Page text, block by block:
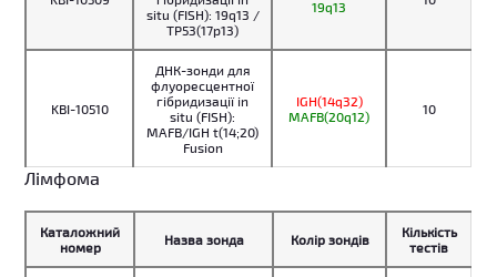
situ (FISH): 19q13 /
TP53(17p13)
19q13
KBI-10510
ДНК-зонди для
флуоресцентної
гібридизації in
situ (FISH):
MAFB/IGH t(14;20)
Fusion
IGH(14q32)
MAFB(20q12)
10
Лімфома
Каталожний
номер
Назва зонда Колір зондів
Кількість
тестів